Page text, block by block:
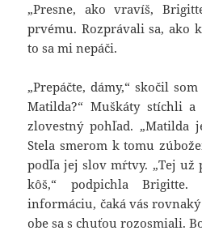
„Presne, ako vravíš,
prvému. Rozprávali sa, ako
to sa mi nepáči.
„Prepáčte, dámy,“ skočil
Matilda?“ Muškáty stíchli
zlovestný pohľad. „Matilda
Stela smerom k tomu
podľa jej slov mŕtvy. „Tej už
kôš,“ podpichla
informáciu, čaká vás rovnaký
obe sa s chuťou rozosmiali.